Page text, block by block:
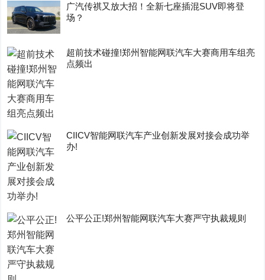
广汽传祺又放大招！全新七座插混SUV即将登
场？
超前技术碰撞!郑州智能网联汽车大赛商用车组亮
点频出
CIICV智能网联汽车产业创新发展对接会成功举
办!
公平公正!郑州智能网联汽车大赛严守执裁规则